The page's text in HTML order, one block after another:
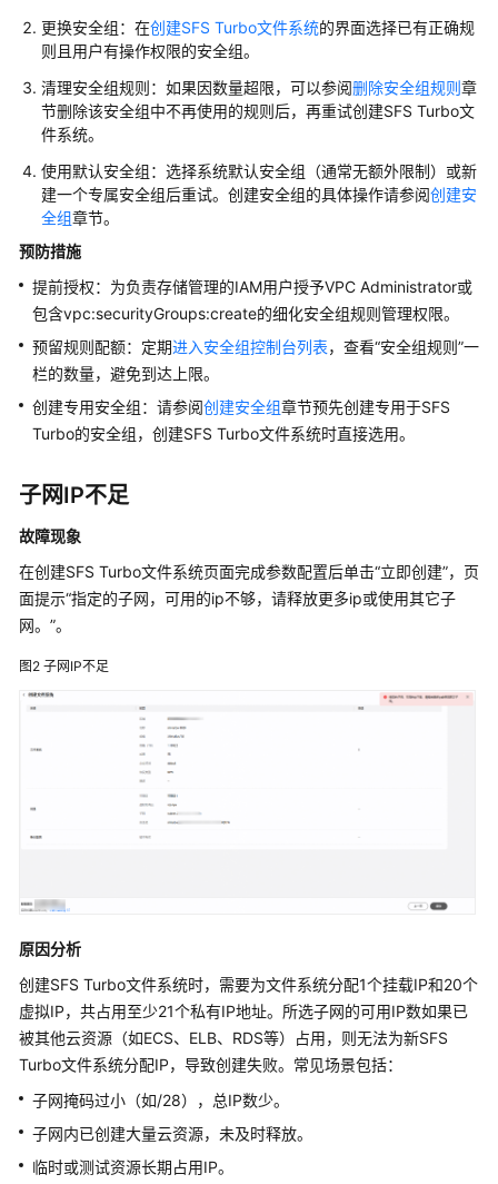
常
见
问
题
障
排
除
SFS
件
系
统
挂
时
Turbo
文
统
件
统
能
较
差
SFS
文
件
更换安全组：在创建SFS Turbo文件系统的界面选择已有正确规
则且用户有操作权限的安全组。
清理安全组规则：如果因数量超限，可以参阅删除安全组规则 章
节删除该安全组中不再使用的规则后，再重试创建SFS Turbo文
件系统。
使用默认安全组：选择系统默认安全组（通常无额外限制）或新
建一个专属安全组后重试。创建安全组的具体操作请参阅创建安
全组章节。
预防措施
提前授权：为负责存储管理的IAM用户授予VPC Administrator或
包含vpc:securityGroups:create的细化安全组规则管理权限。
预留规则配额：定期进入安全组控制台列表，查看“安全组规则”一
栏的数量，避免到达上限。
创建专用安全组：请参阅创建安全组章节预先创建专用于SFS
Turbo的安全组，创建SFS Turbo文件系统时直接选用。
子网IP不足
故障现象
在创建SFS Turbo文件系统页面完成参数配置后单击“立即创建”，页
面提示“指定的子网，可用的ip不够，请释放更多ip或使用其它子
网。”。
图2 子网IP不足
原因分析
创建SFS Turbo文件系统时，需要为文件系统分配1个挂载IP和20个
虚拟IP，共占用至少21个私有IP地址。所选子网的可用IP数如果已
被其他云资源（如ECS、ELB、RDS等）占用，则无法为新SFS
Turbo文件系统分配IP，导致创建失败。常见场景包括：
子网掩码过小（如/28），总IP数少。
子网内已创建大量云资源，未及时释放。
临时或测试资源长期占用IP。